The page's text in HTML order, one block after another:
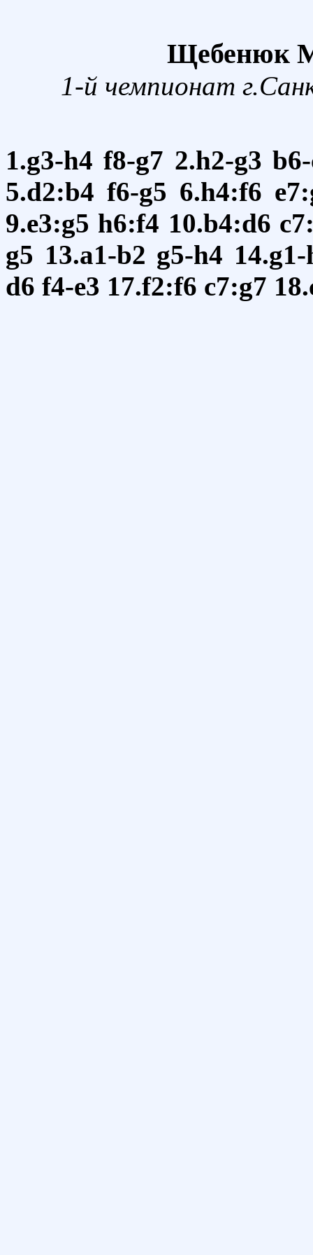
Щебенюк
1-й чемпионат
1.g3-h4 f8-g7 2.h2-g3
5.d2:b4 f6-g5 6.h4:f6
9.e3:g5 h6:f4 10.b4:d6
g5 13.a1-b2 g5-h4
d6 f4-e3 17.f2:f6 c7:g7